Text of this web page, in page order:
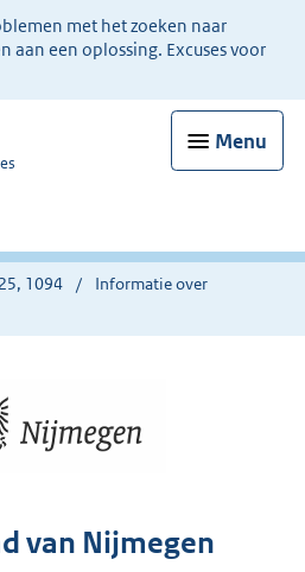
met het zoeken naar
aan een oplossing. Excuses voor
Menu
1094
Informatie over
van Nijmegen